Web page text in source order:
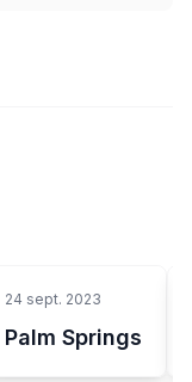
24 sept. 2023
Palm Springs